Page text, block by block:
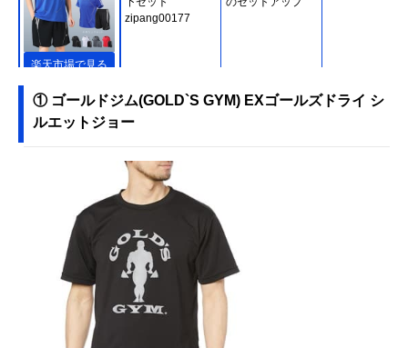
楽天市場で見る
zipang00177
KYOMO ブレイキ
スト ジムウェア
タイトなシルエッ
トのスタイリッシ
税込み2,790円
Amazonで見る
UAテック グラフ
ィック ショーツ
1358551
あるルーズフィッ
トのハーフタイプ
① ゴールドジム(GOLD`S GYM) EXゴールズドライ シ
ルエットジョー